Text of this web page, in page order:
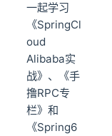
一起学习
《SpringCl
oud
Alibaba实
战》、《手
撸RPC专
栏》和
《Spring6